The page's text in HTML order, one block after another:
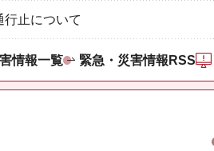
止について
情報一覧 緊急・災害情報RSS